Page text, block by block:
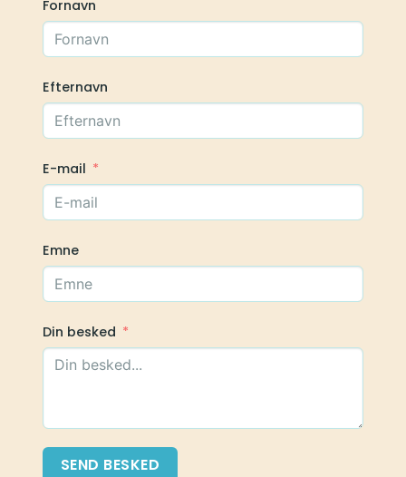
Fornavn
Efternavn
E-mail
Emne
Din besked
SEND BESKED